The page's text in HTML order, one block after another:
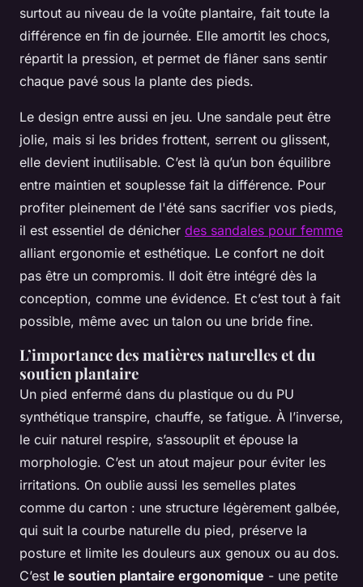
surtout au niveau de la voûte plantaire, fait toute la
différence en fin de journée. Elle amortit les chocs,
répartit la pression, et permet de flâner sans sentir
chaque pavé sous la plante des pieds.
Le design entre aussi en jeu. Une sandale peut être
jolie, mais si les brides frottent, serrent ou glissent,
elle devient inutilisable. C’est là qu’un bon équilibre
entre maintien et souplesse fait la différence. Pour
profiter pleinement de l'été sans sacrifier vos pieds,
il est essentiel de dénicher des sandales pour femme
alliant ergonomie et esthétique. Le confort ne doit
pas être un compromis. Il doit être intégré dès la
conception, comme une évidence. Et c’est tout à fait
possible, même avec un talon ou une bride fine.
L’importance des matières naturelles et du
soutien plantaire
Un pied enfermé dans du plastique ou du PU
synthétique transpire, chauffe, se fatigue. À l’inverse,
le cuir naturel respire, s’assouplit et épouse la
morphologie. C’est un atout majeur pour éviter les
irritations. On oublie aussi les semelles plates
comme du carton : une structure légèrement galbée,
qui suit la courbe naturelle du pied, préserve la
posture et limite les douleurs aux genoux ou au dos.
C’est le soutien plantaire ergonomique - une petite